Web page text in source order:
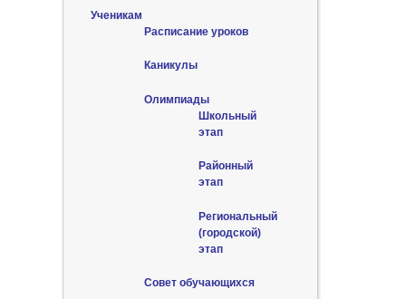
Ученикам
Расписание уроков
Каникулы
Олимпиады
Школьный
этап
Районный
этап
Региональный
(городской)
этап
Совет обучающихся